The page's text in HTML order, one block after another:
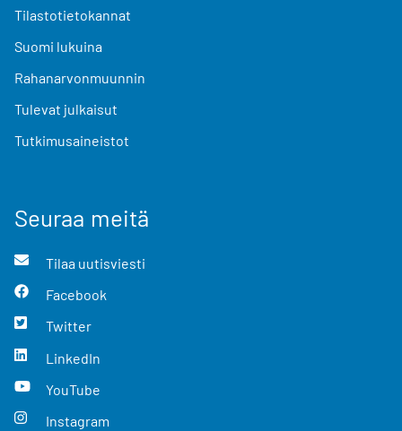
Tilastotietokannat
Suomi lukuina
Rahanarvonmuunnin
Tulevat julkaisut
Tutkimusaineistot
Seuraa meitä
Tilaa uutisviesti
Facebook
Twitter
LinkedIn
YouTube
Instagram